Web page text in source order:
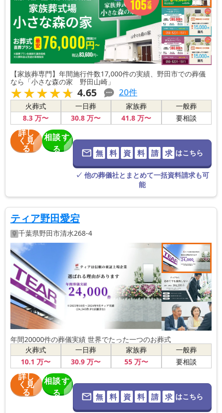
【家族葬専門】年間施行件数17,000件の実績、野田市での葬儀
なら「小さな森の家 野田山崎」
★★★★★
★★★★★ 4.65 20件
火葬式
8.3万〜
一日葬
30.8 万〜
家族葬
41.8万〜
一般葬
要相談
詳し
く見
る
相談す
る
無 料 資 料 請 求 はこちら
✓ 他の葬儀社とまとめて一括資料請求も可
能
ティア野田愛宕
千葉県野田市清水268-4
年間20000件の葬儀実績 世界でたった一つのお葬式
火葬式
10.1 万〜
一日葬
30.9 万〜
家族葬
55万〜
一般葬
要相談
詳し
く見
る
相談す
る
無 料 資 料 請 求 はこちら